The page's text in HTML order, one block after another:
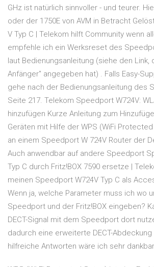
GHz ist natürlich sinnvoller - und teurer.
oder der 1750E von AVM in Betracht
V Typ C | Telekom hilft Community wenn
empfehle ich ein Werksreset des
laut Bedienungsanleitung (siehe den Link,
Anfänger" angegeben hat) . Falls Easy-
gehe nach der Bedienungsanleitung des
Seite 217. Telekom Speedport W724V:
hinzufügen Kurze Anleitung zum
Geräten mit Hilfe der WPS (WiFi
an einem Speedport W 724V Router der
Auch anwendbar auf andere Speedport
Typ C durch Fritz!BOX 7590 ersetze |
meinen Speedport W724V Typ C als
Wenn ja, welche Parameter muss ich wo
Speedport und der Fritz!BOX eingeben?
DECT-Signal mit dem Speedport dort
dadurch eine erweiterte DECT-
hilfreiche Antworten wäre ich sehr